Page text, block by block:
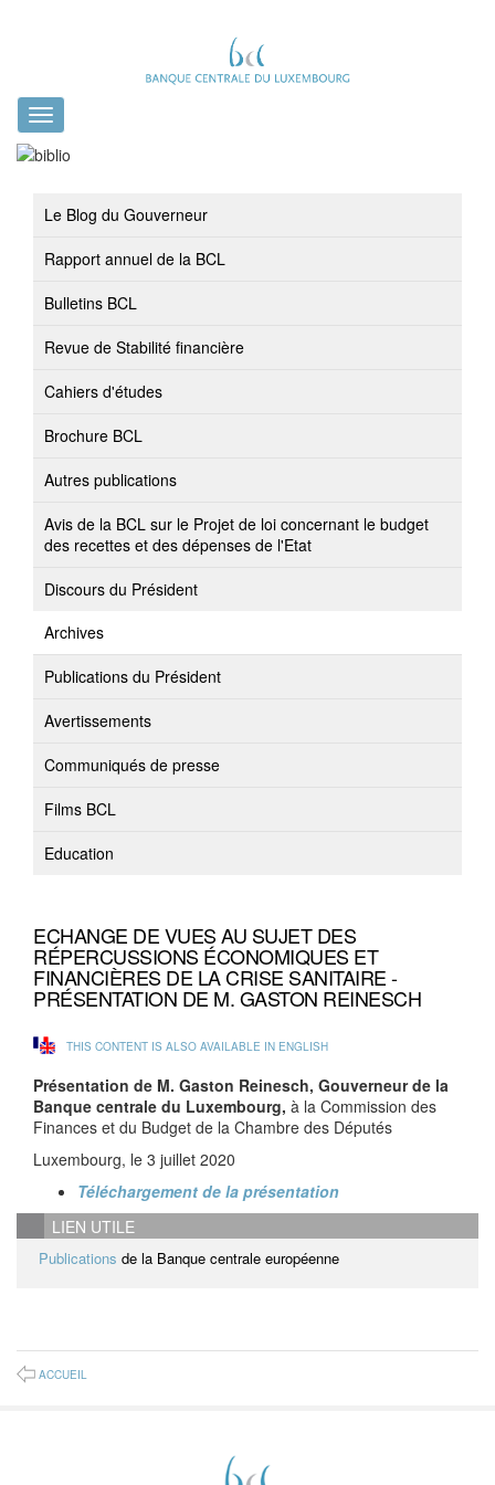
Toggle
navigation
Le Blog du Gouverneur
Rapport annuel de la BCL
Bulletins BCL
Revue de Stabilité financière
Cahiers d'études
Brochure BCL
Autres publications
Avis de la BCL sur le Projet de loi concernant le budget
des recettes et des dépenses de l'Etat
Discours du Président
Archives
Publications du Président
Avertissements
Communiqués de presse
Films BCL
Education
ECHANGE DE VUES AU SUJET DES
RÉPERCUSSIONS ÉCONOMIQUES ET
FINANCIÈRES DE LA CRISE SANITAIRE -
PRÉSENTATION DE M. GASTON REINESCH
THIS CONTENT IS ALSO AVAILABLE IN ENGLISH
Présentation de M. Gaston Reinesch, Gouverneur de la
Banque centrale du Luxembourg, à la Commission des
Finances et du Budget de la Chambre des Députés
Luxembourg, le 3 juillet 2020
Téléchargement de la présentation
LIEN UTILE
Publications de la Banque centrale européenne
ACCUEIL